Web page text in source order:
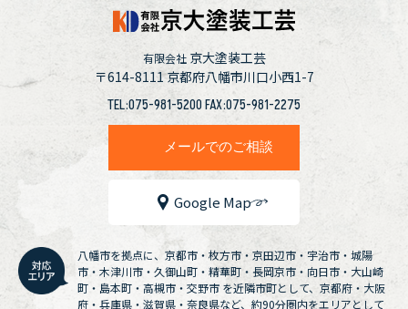
有限会社 京大塗装工芸
〒614-8111京都府八幡市川口小西1-7
TEL:075-981-5200 FAX:075-981-2275
メールでのご相談
Google Map
八幡市を拠点に、京都市・枚方市・京田辺市・宇治市・城陽
市・木津川市・久御山町・精華町・長岡京市・向日市・大山崎
町・島本町・高槻市・交野市 を近隣市町として、京都府・大阪
府・兵庫県・滋賀県・奈良県など、約90分圏内をエリアとして